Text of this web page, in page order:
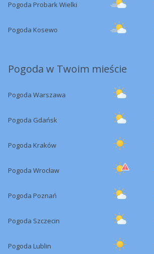
Pogoda Probark Wielki
Pogoda Kosewo
Pogoda w Twoim mieście
Pogoda Warszawa
Pogoda Gdańsk
Pogoda Kraków
Pogoda Wrocław
Pogoda Poznań
Pogoda Szczecin
Pogoda Lublin